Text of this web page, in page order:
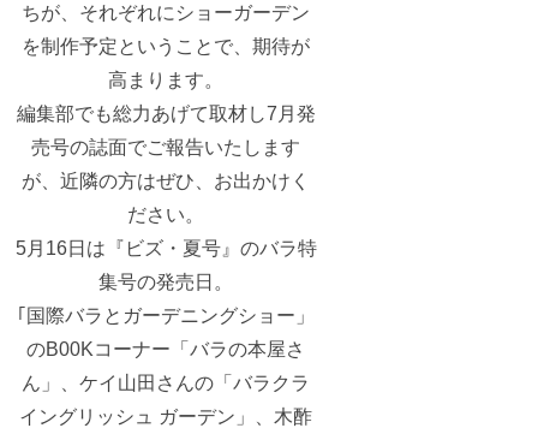
ちが、それぞれにショーガーデン
を制作予定ということで、期待が
高まります。
編集部でも総力あげて取材し7月発
売号の誌面でご報告いたします
が、近隣の方はぜひ、お出かけく
ださい。
5月16日は『ビズ・夏号』のバラ特
集号の発売日。
｢国際バラとガーデニングショー」
のB00Kコーナー「バラの本屋さ
ん」、ケイ山田さんの「バラクラ
イングリッシュ ガーデン」、木酢